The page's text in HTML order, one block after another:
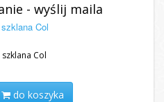
- wyślij maila
Col
Col
do koszyka